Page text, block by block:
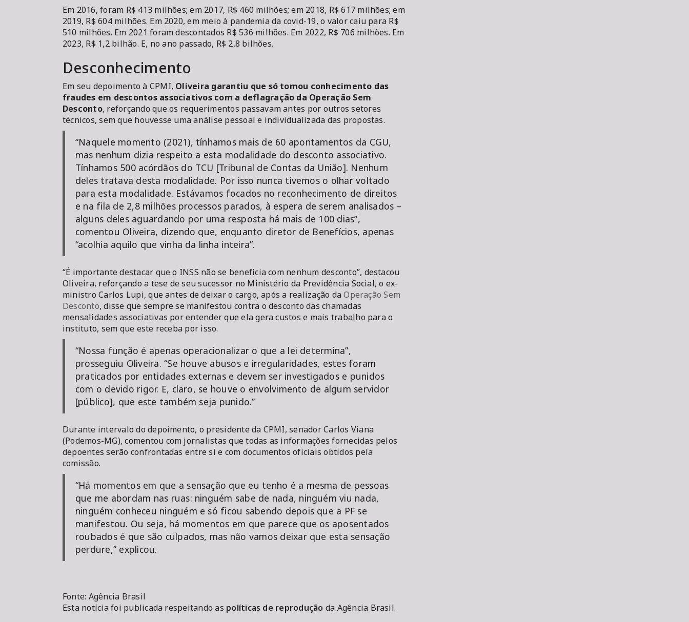
Em 2016, foram R$ 413 milhões; em 2017, R$ 460 milhões; em 2018, R$ 617 milhões; em
2019, R$ 604 milhões. Em 2020, em meio à pandemia da covid-19, o valor caiu para R$
510 milhões. Em 2021 foram descontados R$ 536 milhões. Em 2022, R$ 706 milhões. Em
2023, R$ 1,2 bilhão. E, no ano passado, R$ 2,8 bilhões.
Desconhecimento
Em seu depoimento à CPMI, Oliveira garantiu que só tomou conhecimento das
fraudes em descontos associativos com a deflagração da Operação Sem
Desconto, reforçando que os requerimentos passavam antes por outros setores
técnicos, sem que houvesse uma análise pessoal e individualizada das propostas.
“Naquele momento (2021), tínhamos mais de 60 apontamentos da CGU,
mas nenhum dizia respeito a esta modalidade do desconto associativo.
Tínhamos 500 acórdãos do TCU [Tribunal de Contas da União]. Nenhum
deles tratava desta modalidade. Por isso nunca tivemos o olhar voltado
para esta modalidade. Estávamos focados no reconhecimento de direitos
e na fila de 2,8 milhões processos parados, à espera de serem analisados –
alguns deles aguardando por uma resposta há mais de 100 dias”,
comentou Oliveira, dizendo que, enquanto diretor de Benefícios, apenas
“acolhia aquilo que vinha da linha inteira”.
“É importante destacar que o INSS não se beneficia com nenhum desconto”, destacou
Oliveira, reforçando a tese de seu sucessor no Ministério da Previdência Social, o ex-
ministro Carlos Lupi, que antes de deixar o cargo, após a realização daOperação Sem
Desconto, disse que sempre se manifestou contra o desconto das chamadas
mensalidades associativas por entender que ela gera custos e mais trabalho para o
instituto, sem que este receba por isso.
“Nossa função é apenas operacionalizar o que a lei determina”,
prosseguiu Oliveira. “Se houve abusos e irregularidades, estes foram
praticados por entidades externas e devem ser investigados e punidos
com o devido rigor. E, claro, se houve o envolvimento de algum servidor
[público], que este também seja punido.”
Durante intervalo do depoimento, o presidente da CPMI, senador Carlos Viana
(Podemos-MG), comentou com jornalistas que todas as informações fornecidas pelos
depoentes serão confrontadas entre si e com documentos oficiais obtidos pela
comissão.
“Há momentos em que a sensação que eu tenho é a mesma de pessoas
que me abordam nas ruas: ninguém sabe de nada, ninguém viu nada,
ninguém conheceu ninguém e só ficou sabendo depois que a PF se
manifestou. Ou seja, há momentos em que parece que os aposentados
roubados é que são culpados, mas não vamos deixar que esta sensação
perdure,” explicou.
Fonte: Agência Brasil
Esta notícia foi publicada respeitando as políticas de reprodução da Agência Brasil.